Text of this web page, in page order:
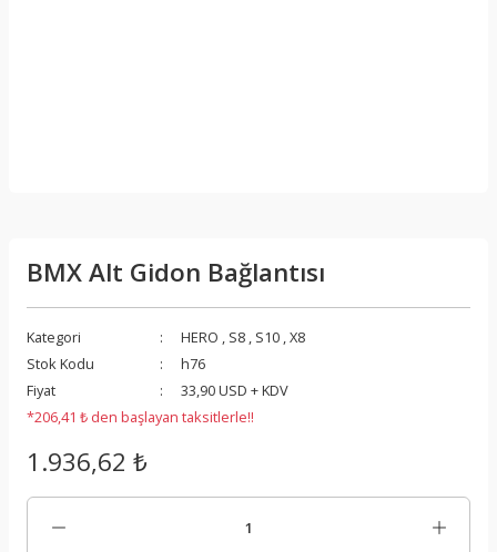
BMX Alt Gidon Bağlantısı
Kategori HERO , S8 , S10 ,X8
Stok Kodu
h76
Fiyat
33,90 USD + KDV
*206,41 ₺ den başlayan taksitlerle!!
1.936,62 ₺